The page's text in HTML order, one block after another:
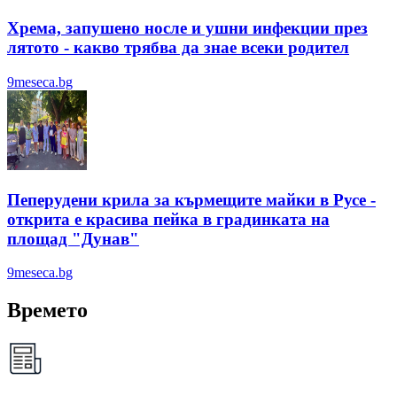
Хрема, запушено носле и ушни инфекции през
лятотo - какво трябва да знае всеки родител
9meseca.bg
Пеперудени крила за кърмещите майки в Русе -
открита е красива пейка в градинката на
площад "Дунав"
9meseca.bg
Времето